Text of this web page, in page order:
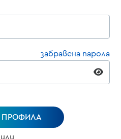
забравена парола
ПРОФИЛА
или